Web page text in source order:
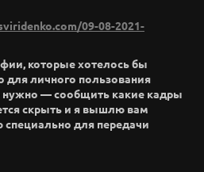
09-08-2021-
которые хотелось бы
для личного пользования
нужно — сообщить какие кадры
скрыть и я вышлю вам
для передачи